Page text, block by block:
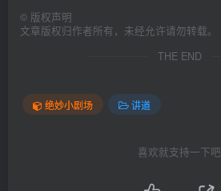
© 版权声明
文章版权归作者所有，未经允许请勿转载。
THE END
绝妙小剧场 讲道
喜欢就支持一下吧